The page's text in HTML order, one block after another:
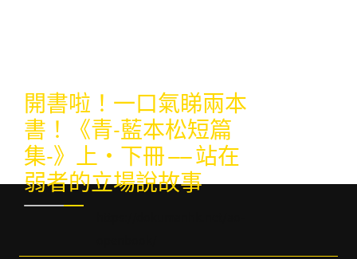
開書啦！一口氣睇兩本
書！《青-藍本松短篇
集-》上・下冊 —— 站在
弱者的立場說故事